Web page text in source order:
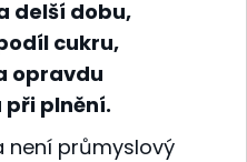
delší dobu,
cukru,
opravdu
plnění.
není průmyslový